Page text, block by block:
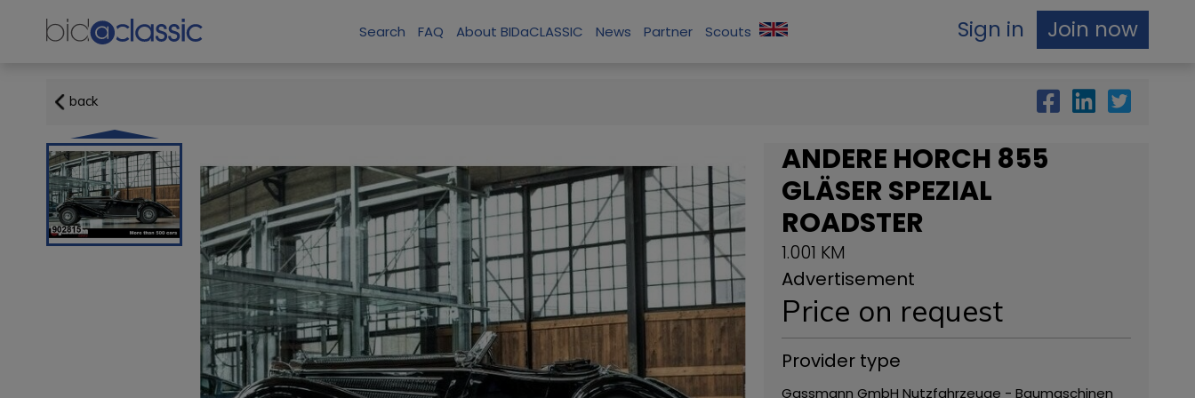
Search FAQ About BIDaCLASSIC News Partner Scouts Sign in Join now
back
ANDERE HORCH 855
GLÄSER SPEZIAL
ROADSTER
1.001 KM
Advertisement
Price on request
Provider type
Gassmann GmbH Nutzfahrzeuge - Baumaschinen